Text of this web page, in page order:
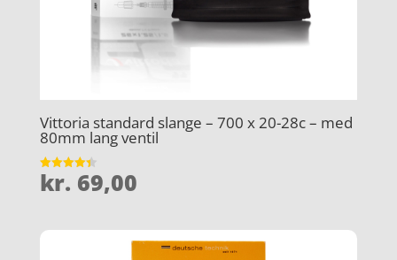
Vittoria standard slange – 700 x 20-28c – med
80mm lang ventil
Vurderet
4.4
kr. 69,00